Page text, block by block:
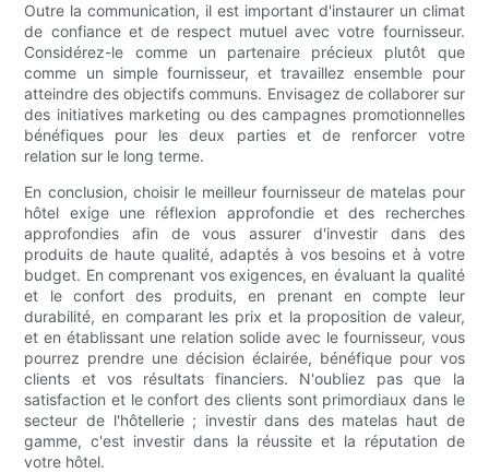
Outre la communication, il est important d'instaurer un climat
de confiance et de respect mutuel avec votre fournisseur.
Considérez-le comme un partenaire précieux plutôt que
comme un simple fournisseur, et travaillez ensemble pour
atteindre des objectifs communs. Envisagez de collaborer sur
des initiatives marketing ou des campagnes promotionnelles
bénéfiques pour les deux parties et de renforcer votre
relation sur le long terme.
En conclusion, choisir le meilleur fournisseur de matelas pour
hôtel exige une réflexion approfondie et des recherches
approfondies afin de vous assurer d'investir dans des
produits de haute qualité, adaptés à vos besoins et à votre
budget. En comprenant vos exigences, en évaluant la qualité
et le confort des produits, en prenant en compte leur
durabilité, en comparant les prix et la proposition de valeur,
et en établissant une relation solide avec le fournisseur, vous
pourrez prendre une décision éclairée, bénéfique pour vos
clients et vos résultats financiers. N'oubliez pas que la
satisfaction et le confort des clients sont primordiaux dans le
secteur de l'hôtellerie ; investir dans des matelas haut de
gamme, c'est investir dans la réussite et la réputation de
votre hôtel.